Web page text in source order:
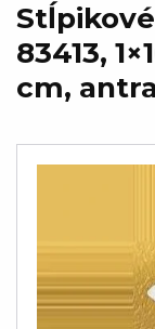
83413,
cm,